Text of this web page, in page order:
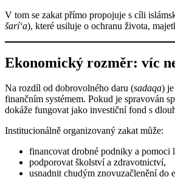
V tom se zakat přímo propojuje s cíli
šarí‘a), které usiluje o ochranu života,
Ekonomický rozměr: víc
Na rozdíl od dobrovolného daru (sadaqa)
finančním systémem. Pokud je spravován
dokáže fungovat jako investiční fond s
Institucionálně organizovaný zakat může:
financovat drobné podniky a pomoci
podporovat školství a zdravotnictví,
usnadnit chudým znovuzačlenění do